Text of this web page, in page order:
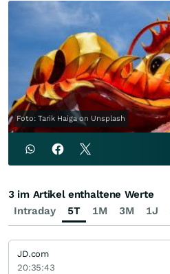
Foto: Tarik Haiga on Unsplash
Intraday 5T 1M 3M 1J
3 im Artikel enthaltene Werte
JD.com
20:35:43